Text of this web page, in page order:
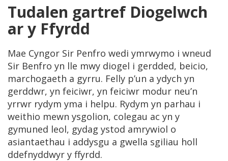
Tudalen gartref Diogelwch
ar y Ffyrdd
Mae Cyngor Sir Penfro wedi ymrwymo i wneud
Sir Benfro yn lle mwy diogel i gerdded, beicio,
marchogaeth a gyrru. Felly p’un a ydych yn
gerddwr, yn feiciwr, yn feiciwr modur neu’n
yrrwr rydym yma i helpu. Rydym yn parhau i
weithio mewn ysgolion, colegau ac yn y
gymuned leol, gydag ystod amrywiol o
asiantaethau i addysgu a gwella sgiliau holl
ddefnyddwyr y ffyrdd.